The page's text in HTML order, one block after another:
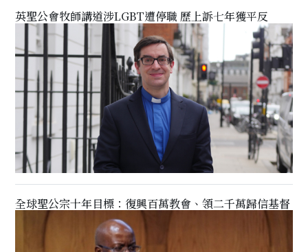
英聖公會牧師講道涉LGBT遭停職 歷上訴七年獲平反
全球聖公宗十年目標：復興百萬教會、領二千萬歸信基督